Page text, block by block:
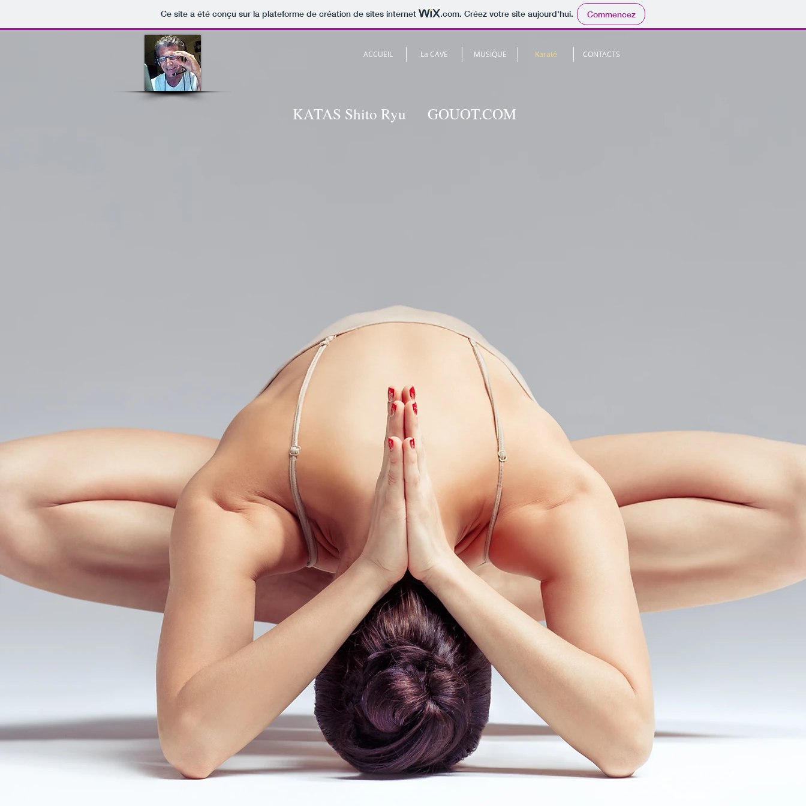
Ce site a été conçu sur la plateforme de création de sites internet .com. Créez votre site aujourd'hui. Commencez
ACCUEIL La CAVE MUSIQUE Karaté CONTACTS
KATAS Shito Ryu GOUOT.COM